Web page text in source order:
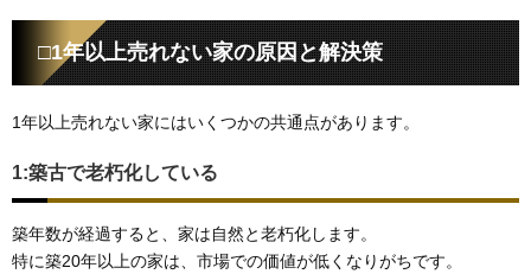
□1年以上売れない家の原因と解決策
1年以上売れない家にはいくつかの共通点があります。
1:築古で老朽化している
築年数が経過すると、家は自然と老朽化します。
特に築20年以上の家は、市場での価値が低くなりがちです。